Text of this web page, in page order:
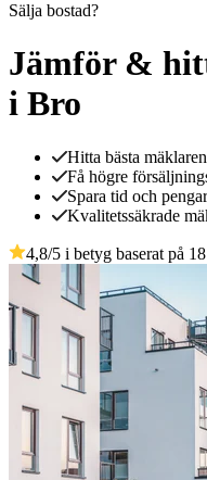
Sälja bostad?
Jämför &
i Bro
Hitta bästa
Få högre
Spara tid och pengar
Kvalitetssäkrade
4,8/5 i betyg baserat på